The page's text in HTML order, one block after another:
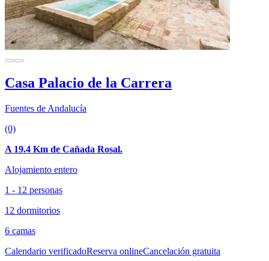
Casa Palacio de la Carrera
Fuentes de Andalucía
(0)
A 19.4 Km de Cañada Rosal.
Alojamiento entero
1 - 12 personas
12 dormitorios
6 camas
Calendario verificadoReserva onlineCancelación gratuita